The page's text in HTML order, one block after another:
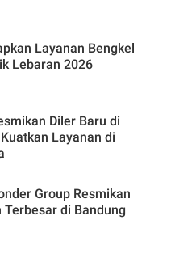
Layanan Bengkel
Lebaran 2026
Diler Baru di
Layanan di
Group Resmikan
Terbesar di Bandung